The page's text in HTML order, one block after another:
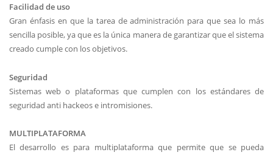
Facilidad de uso
Gran énfasis en que la tarea de administración para que sea lo más
sencilla posible, ya que es la única manera de garantizar que el sistema
creado cumple con los objetivos.
Seguridad
Sistemas web o plataformas que cumplen con los estándares de
seguridad anti hackeos e intromisiones.
MULTIPLATAFORMA
El desarrollo es para multiplataforma que permite que se pueda